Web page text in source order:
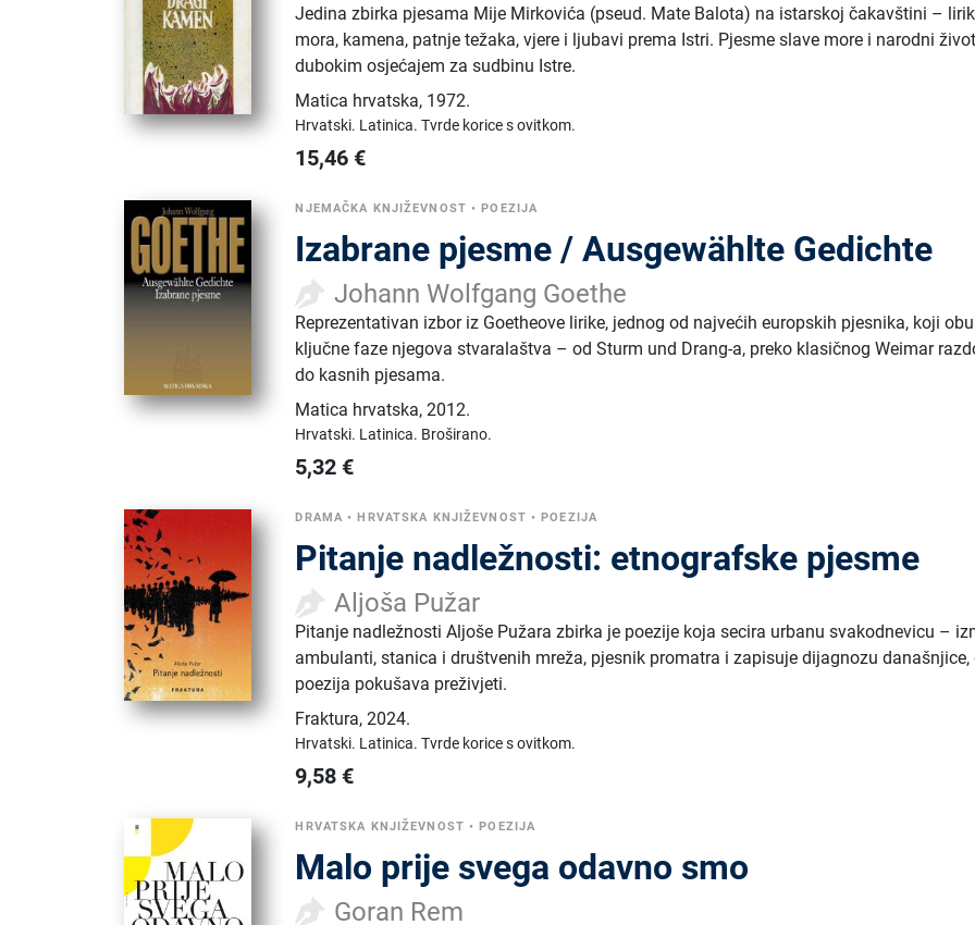
Jedina zbirka pjesama Mije Mirkovića (pseud. Mate Balota) na istarskoj čakavštini –
mora, kamena, patnje težaka, vjere i ljubavi prema Istri. Pjesme slave more i narodni
dubokim osjećajem za sudbinu Istre.
Matica hrvatska, 1972.
Hrvatski. Latinica.Tvrde korice s ovitkom.
15,46 €
NJEMAČKA KNJIŽEVNOST •POEZIJA
Izabrane pjesme / Ausgewählte Gedichte
Johann Wolfgang Goethe
Reprezentativan izbor iz Goetheove lirike, jednog od najvećih europskih pjesnika, koji
ključne faze njegova stvaralaštva – od Sturm und Drang-a, preko klasičnog Weimar
do kasnih pjesama.
Matica hrvatska,2012.
Hrvatski. Latinica. Broširano.
5,32 €
DRAMA •HRVATSKA KNJIŽEVNOST •POEZIJA
Pitanje nadležnosti: etnografske pjesme
Aljoša Pužar
Pitanje nadležnosti Aljoše Pužara zbirka je poezije koja secira urbanu svakodnevicu –
ambulanti, stanica i društvenih mreža, pjesnik promatra i zapisuje dijagnozu današnjice,
poezija pokušava preživjeti.
Fraktura,2024.
Hrvatski. Latinica.Tvrde korice s ovitkom.
9,58 €
HRVATSKA KNJIŽEVNOST •POEZIJA
Malo prije svega odavno smo
Goran Rem